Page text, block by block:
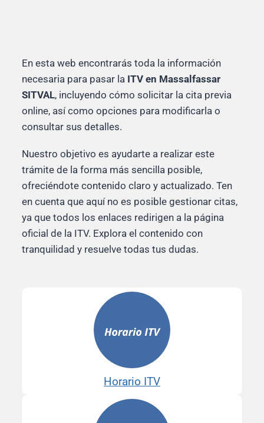
En esta web encontrarás toda la información
necesaria para pasar la ITV en Massalfassar
SITVAL, incluyendo cómo solicitar la cita previa
online, así como opciones para modificarla o
consultar sus detalles.
Nuestro objetivo es ayudarte a realizar este
trámite de la forma más sencilla posible,
ofreciéndote contenido claro y actualizado. Ten
en cuenta que aquí no es posible gestionar citas,
ya que todos los enlaces redirigen a la página
oficial de la ITV. Explora el contenido con
tranquilidad y resuelve todas tus dudas.
Horario ITV